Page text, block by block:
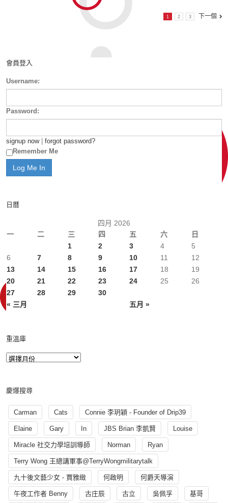
1 2 3 下一個
會員登入
Username:
Password:
signup now| forgot password?
Remember Me
日曆
四月 2026
一
二 三 四 五 六 日
« 三月 五月 »
1 2 3 4
5
6
7 8 9 10 11
12
13
14 15 16 17 18
19
20
21 22 23 24 25
26
27
28 29 30
重溫庫
慶爆搜尋
Carman Cats Connie 李玥穎 - Founder of Drip39
Elaine Gary In JBS Brian 李凱賢 Louise
Miracle 社交力學培訓導師 Norman Ryan
Terry Wong 王總講軍事@TerryWongmilitarytalk
九十後文藝少女 - 賈雅緻 何啟明 何爵天導演
午夜工作者 Benny 古庄辰 古立 吳佩孚 基哥